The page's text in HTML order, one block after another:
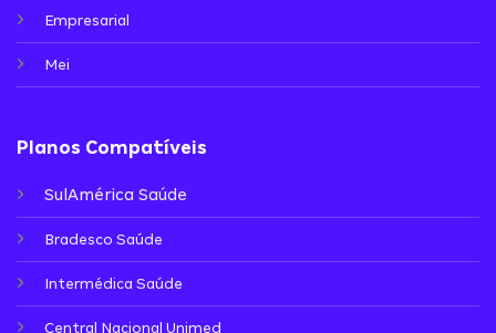
Empresarial
Mei
Planos Compatíveis
SulAmérica Saúde
Bradesco Saúde
Intermédica Saúde
Central Nacional Unimed